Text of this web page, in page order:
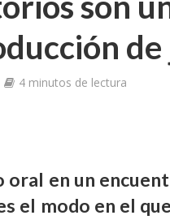
de
4 minutos de lectura
en un
el modo en el